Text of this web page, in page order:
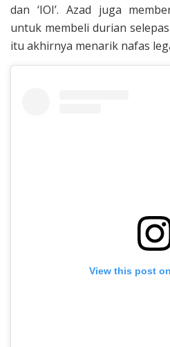
dan ‘IOI’. Azad juga
untuk membeli durian
itu akhirnya menarik nafas
View this post